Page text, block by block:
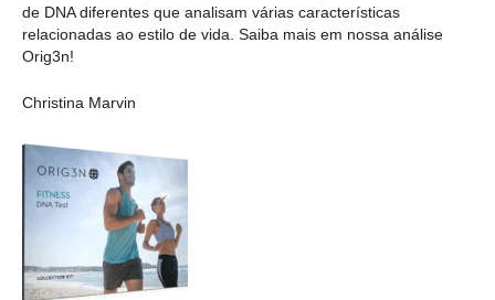
de DNA diferentes que analisam várias características
relacionadas ao estilo de vida. Saiba mais em nossa análise
Orig3n!
Christina Marvin